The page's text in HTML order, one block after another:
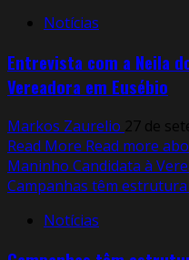
Notícias
Entrevista com a Neila
Vereadora em Eusébio
Markos Zaurelio 27 de
Read More Read more
Maninho Candidata à
Campanhas têm
Notícias